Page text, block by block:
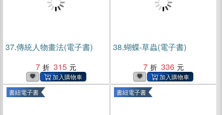
37.傳統人物畫法(電子書)
7
315
38.蝴蝶‧草蟲(電子書)
7
336
書紐電子書 書紐電子書